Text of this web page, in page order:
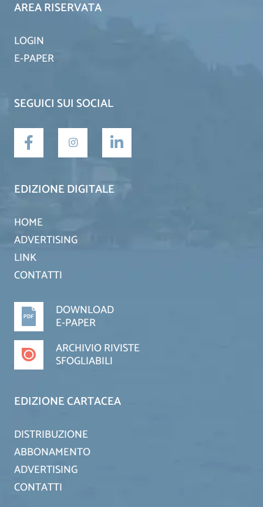
AREA RISERVATA
LOGIN
E-PAPER
SEGUICI SUI SOCIAL
EDIZIONE DIGITALE
HOME
ADVERTISING
LINK
CONTATTI
DOWNLOAD
E-PAPER
ARCHIVIO RIVISTE
SFOGLIABILI
EDIZIONE CARTACEA
DISTRIBUZIONE
ABBONAMENTO
ADVERTISING
CONTATTI